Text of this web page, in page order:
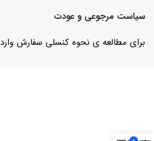
سیاست مرجوعی و عودت
برای مطالعه ی نحوه کنسلی سفارش وارد